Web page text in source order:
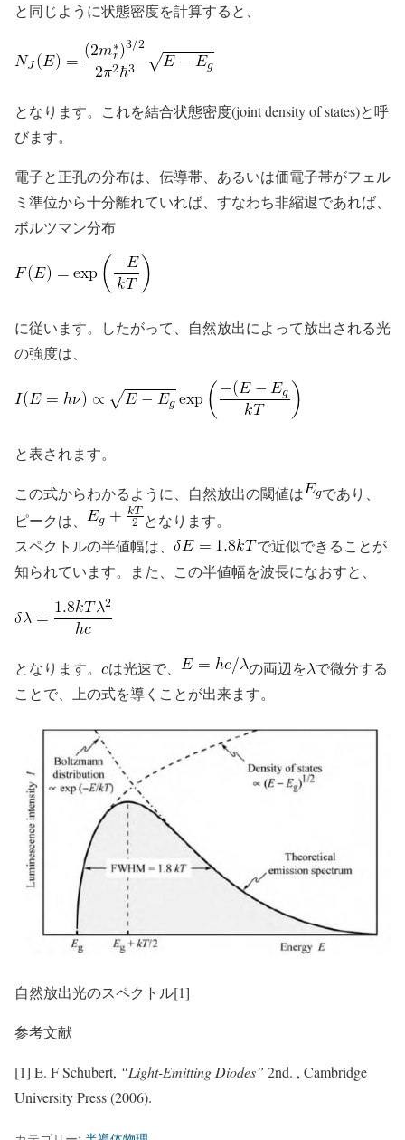
と同じように状態密度を計算すると、
となります。これを結合状態密度(joint density of states)と呼
びます。
電子と正孔の分布は、伝導帯、あるいは価電子帯がフェル
ミ準位から十分離れていれば、すなわち非縮退であれば、
ボルツマン分布
に従います。したがって、自然放出によって放出される光
の強度は、
と表されます。
この式からわかるように、自然放出の閾値は
であり、
ピークは、
となります。
スペクトルの半値幅は、
で近似できることが
知られています。また、この半値幅を波長になおすと、
となります。 は光速で、 の両辺を で微分する
ことで、上の式を導くことが出来ます。
自然放出光のスペクトル[1]
参考文献
[1] E. F Schubert, “Light-Emitting Diodes” 2nd. , Cambridge
University Press (2006).